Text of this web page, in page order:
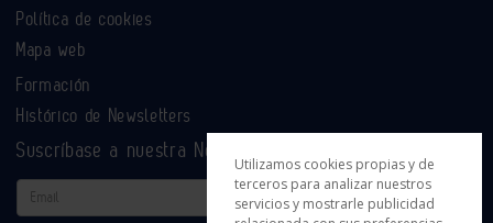
Política de cookies
Mapa web
Formación
Histórico de Newsletters
Suscríbase a nuestra Newsletter
Email
Utilizamos cookies propias y de
terceros para analizar nuestros
servicios y mostrarle publicidad